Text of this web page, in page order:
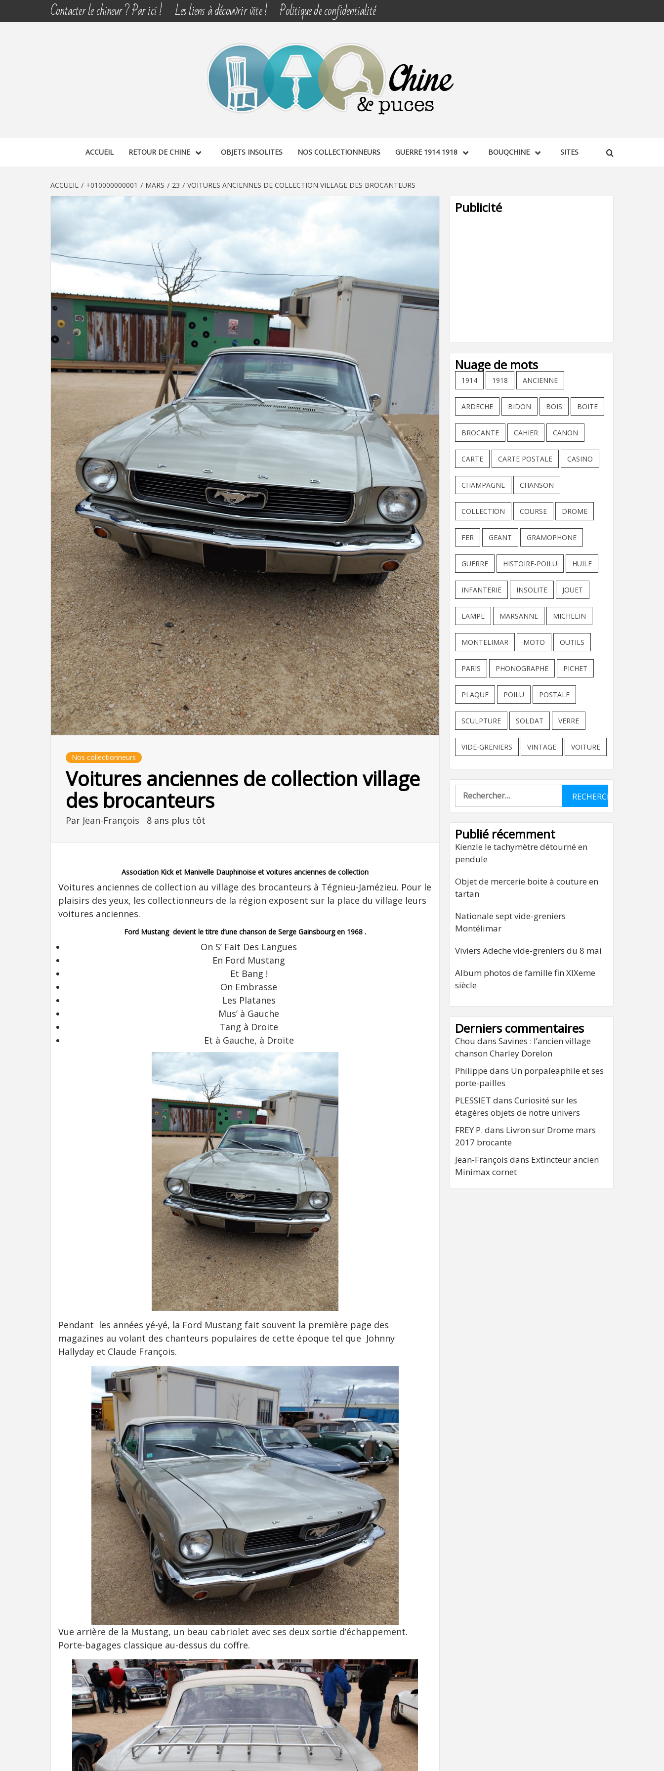
Contacter le chineur ? Par ici ! Les liens à découvrir vite ! Politique de confidentialité
CHINE & PUCES
ACCUEIL RETOUR DE CHINE OBJETS INSOLITES NOS COLLECTIONNEURS GUERRE 1914 1918 BOUQCHINE SITES
ACCUEIL +010000000001 MARS 23 VOITURES ANCIENNES DE COLLECTION VILLAGE DES BROCANTEURS
Nos collectionneurs
Voitures anciennes de collection village
des brocanteurs
Par Jean-François 8 ans plus tôt
Association Kick et Manivelle Dauphinoise et voitures anciennes de collection
Voitures anciennes de collection au village des brocanteurs à Tégnieu-Jamézieu. Pour le
plaisirs des yeux, les collectionneurs de la région exposent sur la place du village leurs
voitures anciennes.
Ford Mustang devient le titre d’une chanson de Serge Gainsbourg en 1968 .
On S’ Fait Des Langues
En Ford Mustang
Et Bang !
On Embrasse
Les Platanes
Mus’ à Gauche
Tang à Droite
Et à Gauche, à Droite
Pendant les années yé-yé, la Ford Mustang fait souvent la première page des
magazines au volant des chanteurs populaires de cette époque tel que Johnny
Hallyday et Claude François.
Vue arrière de la Mustang, un beau cabriolet avec ses deux sortie d’échappement.
Porte-bagages classique au-dessus du coffre.
Publicité
Nuage de mots
1914 1918 ANCIENNE
ARDECHE BIDON BOIS BOITE
BROCANTE CAHIER CANON
CARTE CARTE POSTALE CASINO
CHAMPAGNE CHANSON
COLLECTION COURSE DROME
FER GEANT GRAMOPHONE
GUERRE HISTOIRE-POILU HUILE
INFANTERIE INSOLITE JOUET
LAMPE MARSANNE MICHELIN
MONTELIMAR MOTO OUTILS
PARIS PHONOGRAPHE PICHET
PLAQUE POILU POSTALE
SCULPTURE SOLDAT VERRE
VIDE-GRENIERS VINTAGE VOITURE
Rechercher :
Publié récemment
Kienzle le tachymètre détourné en
pendule
Objet de mercerie boite à couture en
tartan
Nationale sept vide-greniers
Montélimar
Viviers Adeche vide-greniers du 8 mai
Album photos de famille fin XIXeme
siècle
Derniers commentaires
Chou dans Savines : l’ancien village
chanson Charley Dorelon
Philippe dans Un porpaleaphile et ses
porte-pailles
PLESSIET dans Curiosité sur les
étagères objets de notre univers
FREY P. dans Livron sur Drome mars
2017 brocante
Jean-François dans Extincteur ancien
Minimax cornet